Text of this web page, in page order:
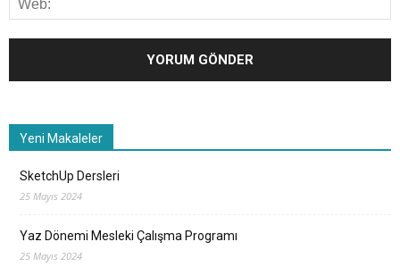
Yeni Makaleler
SketchUp Dersleri
25 Mayıs 2024
Yaz Dönemi Mesleki Çalışma Programı
25 Mayıs 2024